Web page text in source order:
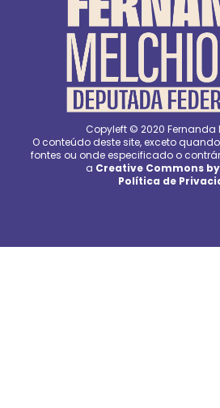
Copyleft © 2020 Fernanda
O conteúdo deste site, exceto
fontes ou onde especificado o
a Creative Commons
Política de